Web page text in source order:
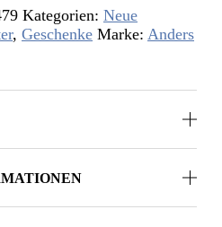
Kategorien: Neue
, Geschenke Marke: Anders